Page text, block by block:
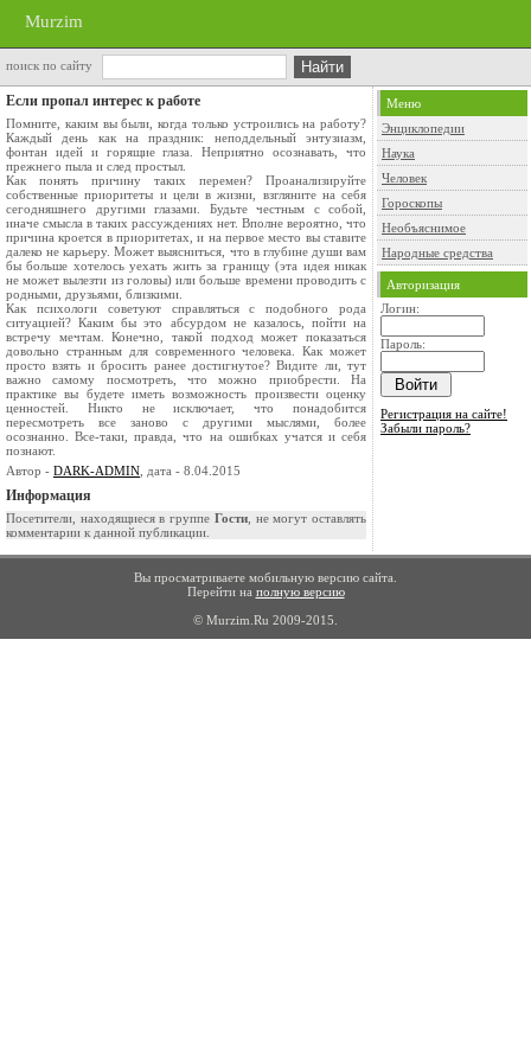
Murzim
поиск по сайту
Если пропал интерес к работе
Помните, каким вы были, когда только устроились на работу?
Каждый день как на праздник: неподдельный энтузиазм,
фонтан идей и горящие глаза. Неприятно осознавать, что
прежнего пыла и след простыл.
Как понять причину таких перемен? Проанализируйте
собственные приоритеты и цели в жизни, взгляните на себя
сегодняшнего другими глазами. Будьте честным с собой,
иначе смысла в таких рассуждениях нет. Вполне вероятно, что
причина кроется в приоритетах, и на первое место вы ставите
далеко не карьеру. Может выясниться, что в глубине души вам
бы больше хотелось уехать жить за границу (эта идея никак
не может вылезти из головы) или больше времени проводить с
родными, друзьями, близкими.
Как психологи советуют справляться с подобного рода
ситуацией? Каким бы это абсурдом не казалось, пойти на
встречу мечтам. Конечно, такой подход может показаться
довольно странным для современного человека. Как может
просто взять и бросить ранее достигнутое? Видите ли, тут
важно самому посмотреть, что можно приобрести. На
практике вы будете иметь возможность произвести оценку
ценностей. Никто не исключает, что понадобится
пересмотреть все заново с другими мыслями, более
осознанно. Все-таки, правда, что на ошибках учатся и себя
познают.
Автор - DARK-ADMIN , дата - 8.04.2015
Информация
Посетители, находящиеся в группе Гости, не могут оставлять
комментарии к данной публикации.
Меню
Энциклопедии
Наука
Человек
Гороскопы
Необъяснимое
Народные средства
Авторизация
Логин:
Пароль:
Регистрация на сайте!
Забыли пароль?
Вы просматриваете мобильную версию сайта.
Перейти на полную версию
© Murzim.Ru 2009-2015.